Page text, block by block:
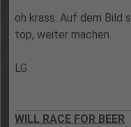
oh krass. Auf dem Bild
top, weiter machen.
LG
WILL RACE FOR BEER